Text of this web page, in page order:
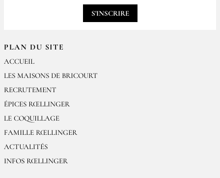
PLAN DU SITE
ACCUEIL
LES MAISONS DE BRICOURT
RECRUTEMENT
ÉPICES RŒLLINGER
LE COQUILLAGE
FAMILLE RŒLLINGER
ACTUALITÉS
INFOS RŒLLINGER
S'INSCRIRE